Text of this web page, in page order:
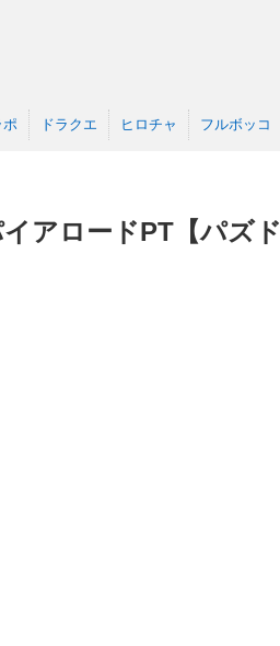
ポ ドラクエ ヒロチャ フルボッコ
アロードPT【パズド